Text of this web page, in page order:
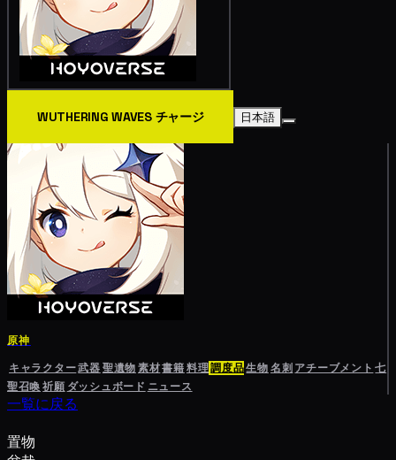
WUTHERING WAVES チャージ 日本語
原神
キャラクター武器聖遺物素材書籍料理調度品生物名刺 アチーブメント 七
聖召喚祈願 ダッシュボード ニュース
一覧に戻る
置物